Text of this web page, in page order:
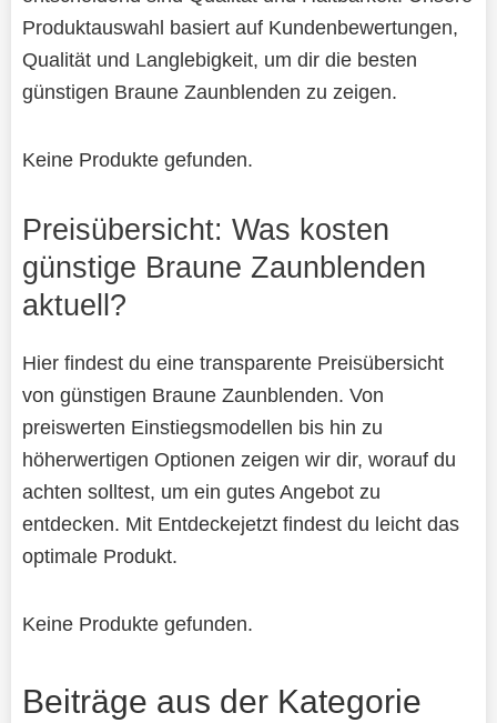
Produktauswahl basiert auf Kundenbewertungen,
Qualität und Langlebigkeit, um dir die besten
günstigen Braune Zaunblenden zu zeigen.
Keine Produkte gefunden.
Preisübersicht: Was kosten
günstige Braune Zaunblenden
aktuell?
Hier findest du eine transparente Preisübersicht
von günstigen Braune Zaunblenden. Von
preiswerten Einstiegsmodellen bis hin zu
höherwertigen Optionen zeigen wir dir, worauf du
achten solltest, um ein gutes Angebot zu
entdecken. Mit Entdeckejetzt findest du leicht das
optimale Produkt.
Keine Produkte gefunden.
Beiträge aus der Kategorie